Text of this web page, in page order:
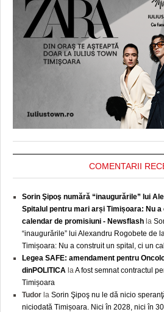
COMENTARII
Sorin Şipoş numără “inaugurările” lui
Spitalul pentru mari arși Timișoara: Nu
calendar de promisiuni - Newsflash la
“inaugurările” lui Alexandru Rogobete de
Timișoara: Nu a construit un spital, ci un
Legea SAFE: amendament pentru
dinPOLITICA la A fost semnat contractul
Timișoara
Tudor la Sorin Şipoş nu le dă nicio
niciodată Timișoara. Nici în 2028, nici în